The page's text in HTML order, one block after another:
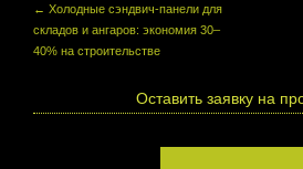
← Холодные сэндвич-панели для
складов и ангаров: экономия 30–
40% на строительстве
Оставить заявку на